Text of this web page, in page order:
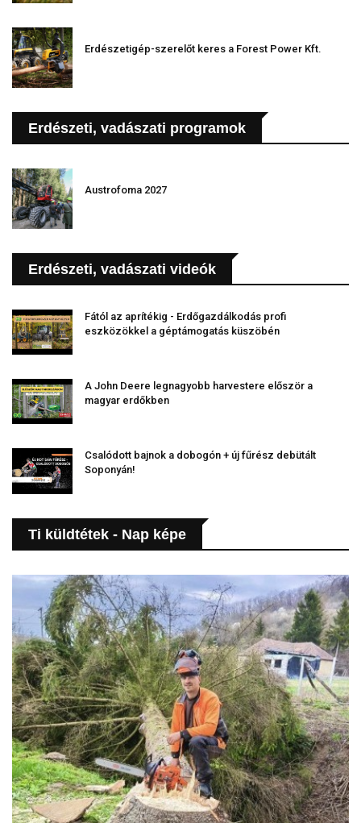
Erdészetigép-szerelőt keres a Forest Power Kft.
Erdészeti, vadászati programok
Austrofoma 2027
Erdészeti, vadászati videók
Fától az aprítékig - Erdőgazdálkodás profi
eszközökkel a géptámogatás küszöbén
A John Deere legnagyobb harvestere először a
magyar erdőkben
Csalódott bajnok a dobogón + új fűrész debütált
Soponyán!
Ti küldtétek - Nap képe